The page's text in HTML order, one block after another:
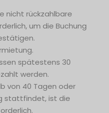
nicht rückzahlbare
um die Buchung
spätestens 30
werden.
von 40 Tagen oder
stattfindet, ist die